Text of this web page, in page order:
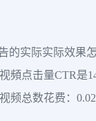
的实际实际效果
頻点击量CTR是
频总数花费：